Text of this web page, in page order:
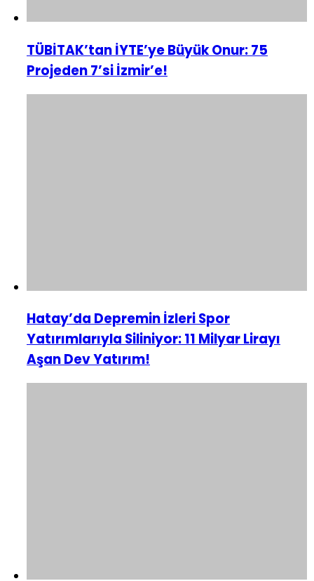
TÜBİTAK’tan İYTE’ye Büyük Onur: 75
Projeden 7’si İzmir’e!
Hatay’da Depremin İzleri Spor
Yatırımlarıyla Siliniyor: 11 Milyar Lirayı
Aşan Dev Yatırım!